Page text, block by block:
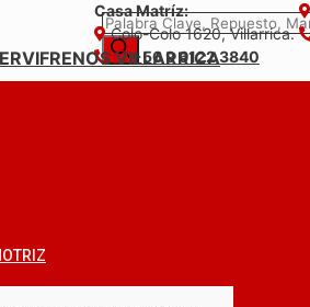
Búsqueda
de
productos
Casa Matríz:
Colo-Colo 1620, Villarrica.
+56 9 6122 3840